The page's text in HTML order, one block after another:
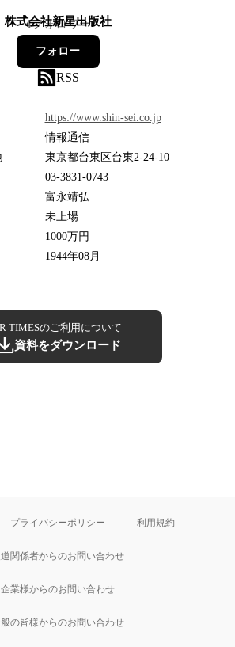
株式会社新星出版社
4フォロワー
フォロー
RSS
https://www.shin-sei.co.jp
情報通信
東京都台東区台東2-24-10
03-3831-0743
富永靖弘
未上場
1000万円
1944年08月
TIMESのご利用について
資料をダウンロード
プライバシーポリシー 利用規約
関係者からのお問い合わせ
企業様からのお問い合わせ
の皆様からのお問い合わせ